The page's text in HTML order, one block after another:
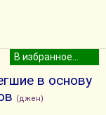
в основу
(джен)